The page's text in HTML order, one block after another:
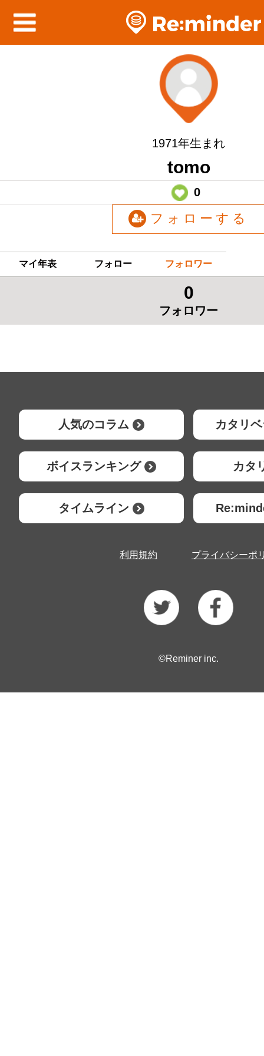
1971年生まれ
tomo
0
フォローする
マイ年表 フォロー フォロワー
0
フォロワー
人気のコラム カタリ
ボイスランキング カタ
タイムライン
利用規約 プライバシーポ
©Reminer inc.